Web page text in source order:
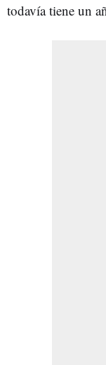
todavía tiene un